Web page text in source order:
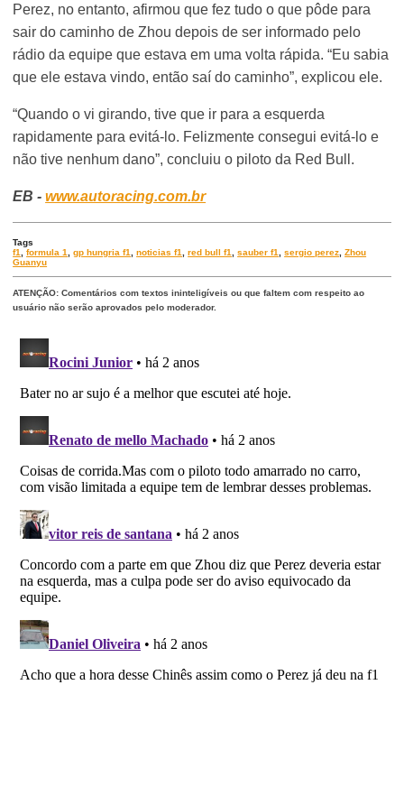
Perez, no entanto, afirmou que fez tudo o que pôde para
sair do caminho de Zhou depois de ser informado pelo
rádio da equipe que estava em uma volta rápida. “Eu sabia
que ele estava vindo, então saí do caminho”, explicou ele.
“Quando o vi girando, tive que ir para a esquerda
rapidamente para evitá-lo. Felizmente consegui evitá-lo e
não tive nenhum dano”, concluiu o piloto da Red Bull.
EB -www.autoracing.com.br
Tags
f1
,formula 1 ,gp hungria f1 ,noticias f1 ,red bull f1 ,sauber f1 ,sergio perez ,Zhou
Guanyu
ATENÇÃO: Comentários com textos ininteligíveis ou que faltem com respeito ao
usuário não serão aprovados pelo moderador.